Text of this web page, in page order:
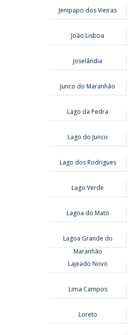
Jenipapo dos Vieiras
João Lisboa
Joselândia
Junco do Maranhão
Lago da Pedra
Lago do Junco
Lago dos Rodrigues
Lago Verde
Lagoa do Mato
Lagoa Grande do
Maranhão
Lajeado Novo
Lima Campos
Loreto